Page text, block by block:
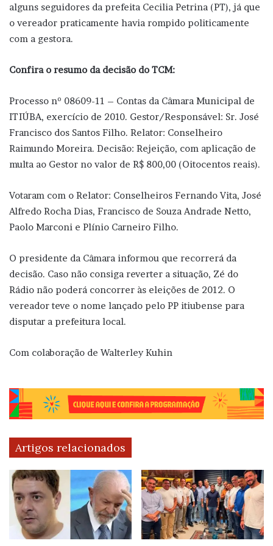
alguns seguidores da prefeita Cecilia Petrina (PT), já que
o vereador praticamente havia rompido politicamente
com a gestora.
Confira o resumo da decisão do TCM:
Processo nº 08609-11 – Contas da Câmara Municipal de
ITIÚBA, exercício de 2010. Gestor/Responsável: Sr. José
Francisco dos Santos Filho. Relator: Conselheiro
Raimundo Moreira. Decisão: Rejeição, com aplicação de
multa ao Gestor no valor de R$ 800,00 (Oitocentos reais).
Votaram com o Relator: Conselheiros Fernando Vita, José
Alfredo Rocha Dias, Francisco de Souza Andrade Netto,
Paolo Marconi e Plínio Carneiro Filho.
O presidente da Câmara informou que recorrerá da
decisão. Caso não consiga reverter a situação, Zé do
Rádio não poderá concorrer às eleições de 2012. O
vereador teve o nome lançado pelo PP itiubense para
disputar a prefeitura local.
Com colaboração de Walterley Kuhin
Artigos relacionados